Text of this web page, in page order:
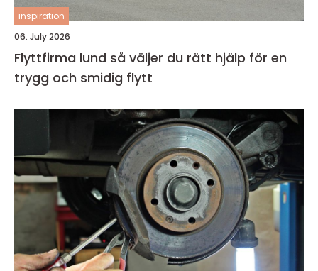
inspiration
06. July 2026
Flyttfirma lund så väljer du rätt hjälp för en
trygg och smidig flytt